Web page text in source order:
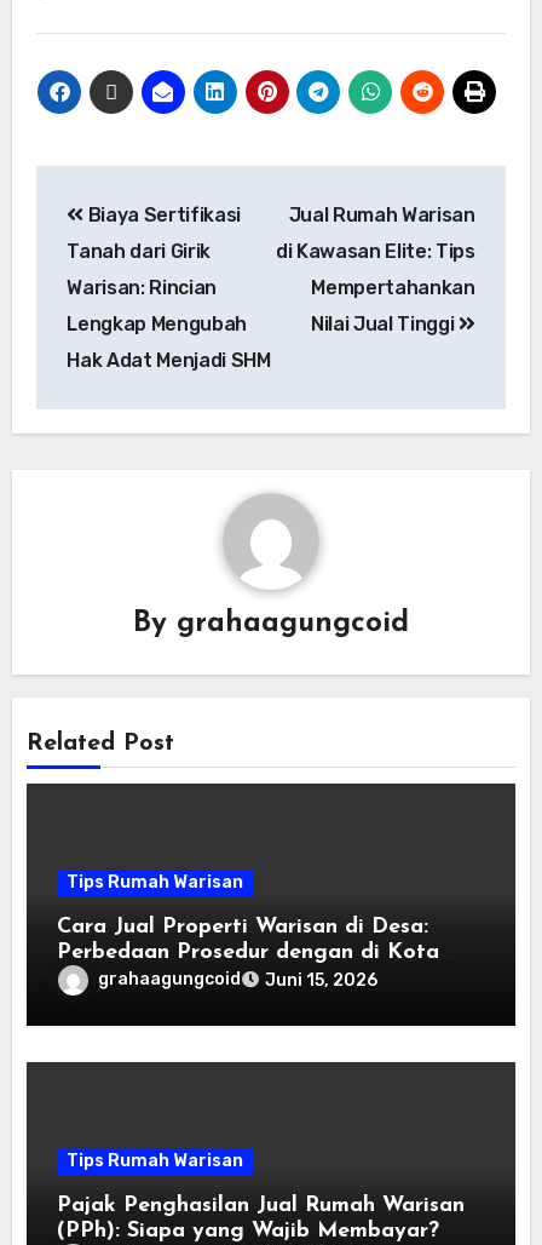
Biaya Sertifikasi
Tanah dari Girik
Warisan: Rincian
Lengkap Mengubah
Hak Adat Menjadi SHM
Jual Rumah Warisan
di Kawasan Elite: Tips
Mempertahankan
Nilai Jual Tinggi
By grahaagungcoid
Related Post
Tips Rumah Warisan
Cara Jual Properti Warisan di Desa:
Perbedaan Prosedur dengan di Kota
Besargrahaagungcoid Juni 15, 2026
Tips Rumah Warisan
Pajak Penghasilan Jual Rumah Warisan
(PPh): Siapa yang Wajib Membayar?